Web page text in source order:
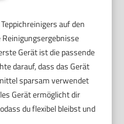
auf den
Gerät ist die passende
darauf, dass das Gerät
sparsam verwendet
Gerät ermöglicht dir
du flexibel bleibst und